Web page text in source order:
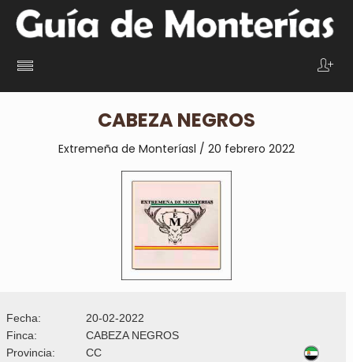
CABEZA NEGROS
Extremeña de Monteríasl / 20 febrero 2022
Fecha:
20-02-2022
Finca:
CABEZA NEGROS
Provincia:
CC